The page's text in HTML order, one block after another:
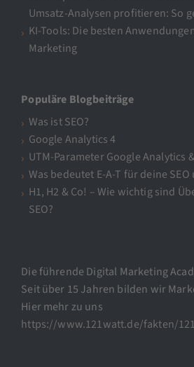
Umsatz-Analysen profitieren: So
KI-Tools: Die besten
Marketing
Populäre Blogbeiträge
Was ist SEO?
Google Analytics 4
UTM-Parameter Google Analytics
Was bedeutet E-A-T für deine SEO
H1, H2 & Co! – Wie wichtig sind
SEO?
Die führende Digital Marketing
Seit über 15 Jahren bilden wir
Hier mehr zu uns
https://www.121watt.de/fakten/